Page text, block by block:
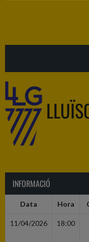
INFORMACIÓ
Data Hora
11/04/2026 18:00